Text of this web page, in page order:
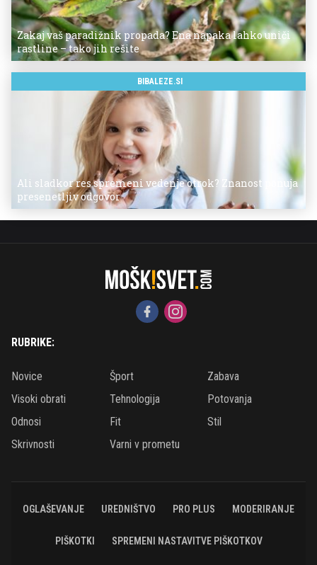
Zakaj vaš paradižnik propada? Ena napaka lahko uniči
rastline – tako jih rešite
BIBALEZE.SI
Ali sladkor res spremeni vedenje otrok? Znanost ponuja
presenetljiv odgovor
RUBRIKE:
Novice Šport
Zabava
Visoki obrati
Tehnologija
Potovanja
Odnosi
Fit
Stil
Skrivnosti
Varni v prometu
OGLAŠEVANJE UREDNIŠTVO PRO PLUS MODERIRANJE
PIŠKOTKI SPREMENI NASTAVITVE PIŠKOTKOV